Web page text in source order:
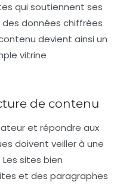
qui soutiennent ses
données chiffrées
devient ainsi un
vitrine
de contenu
et répondre aux
doivent veiller à une
sites bien
et des paragraphes